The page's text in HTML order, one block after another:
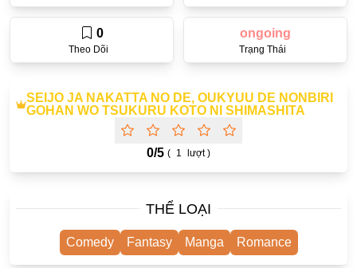
Yuri
Truyện Scan
#Trùng Sinh
Cưới Trước Yêu Sau
SEIJO JA NAKATTA NO DE, OUKYUU DE NONBIRI
GOHAN WO TSUKURU KOTO NI SHIMASHITA
0/5 ( 1 lượt )
Theo Dõi
0
Trạng Thái
ongoing
THỂ LOẠI
Comedy Fantasy Manga Romance